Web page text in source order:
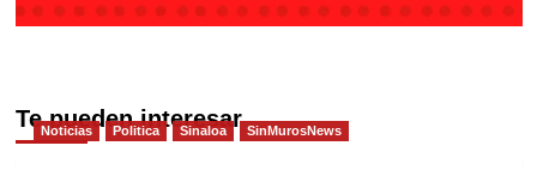
Te pueden interesar
Noticias Politica Sinaloa SinMurosNews